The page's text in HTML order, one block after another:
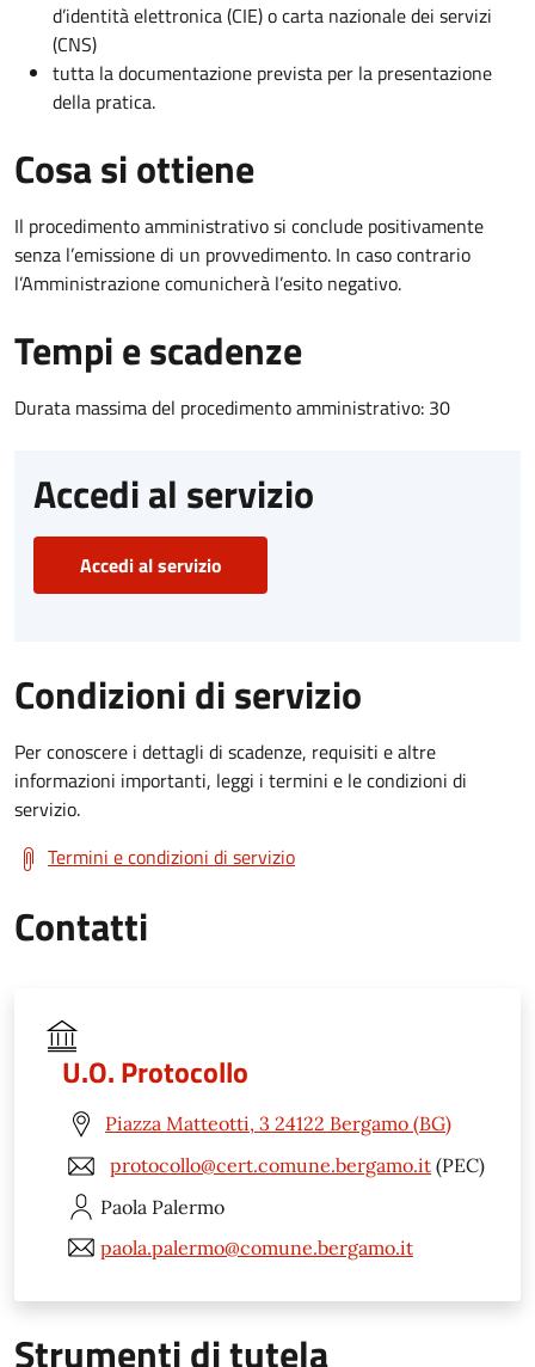
d’identità elettronica (CIE) o carta nazionale dei servizi
(CNS)
tutta la documentazione prevista per la presentazione
della pratica.
Cosa si ottiene
Il procedimento amministrativo si conclude positivamente
senza l’emissione di un provvedimento. In caso contrario
l’Amministrazione comunicherà l’esito negativo.
Tempi e scadenze
Durata massima del procedimento amministrativo: 30
Accedi al servizio
Accedi al servizio
Condizioni di servizio
Per conoscere i dettagli di scadenze, requisiti e altre
informazioni importanti, leggi i termini e le condizioni di
servizio.
Termini e condizioni di servizio
Contatti
U.O. Protocollo
Piazza Matteotti, 3 24122 Bergamo (BG)
protocollo@cert.comune.bergamo.it (PEC)
Paola Palermo
paola.palermo@comune.bergamo.it
Strumenti di tutela